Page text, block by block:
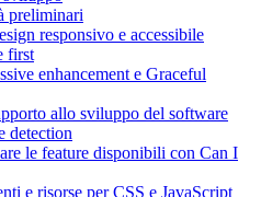
preliminari
responsivo e accessibile
first
enhancement e Graceful
allo sviluppo del software
detection
le feature disponibili con Can I
e risorse per CSS e JavaScript